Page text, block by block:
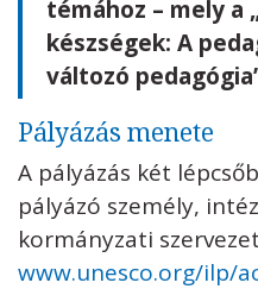
témához – mely a
készségek: A
változó
Pályázás menete
A pályázás két
pályázó személy,
kormányzati
www.unesco.org/ilp/